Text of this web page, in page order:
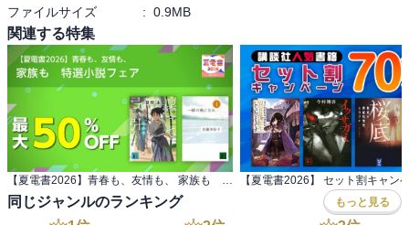
ファイルサイズ
: 0.9MB
関連する特集
【夏電書2026】青春も、友情も、 家族も 特選小説フェア 【夏電書2026】 セット割キャン
同じジャンルのランキング もっと見る